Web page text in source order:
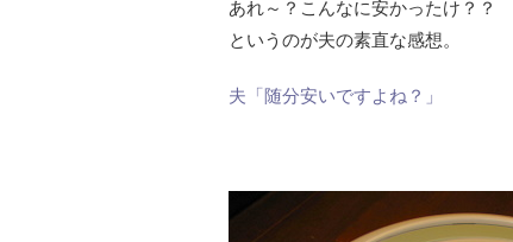
あれ～？こんなに安かったけ？？
というのが夫の素直な感想。
夫「随分安いですよね？」